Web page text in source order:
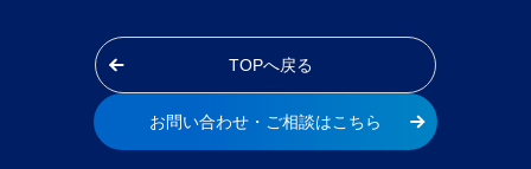
TOPへ戻る
お問い合わせ・ご相談はこちら